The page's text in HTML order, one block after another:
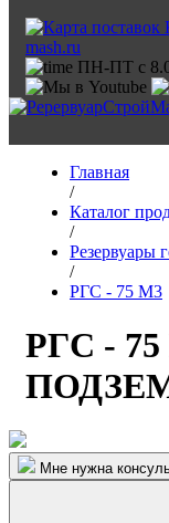
mash.ru
ПН-ПТ с
Главная
/
Каталог
/
Резервуары
/
РГС - 75 М3
РГС -
Мне нужна